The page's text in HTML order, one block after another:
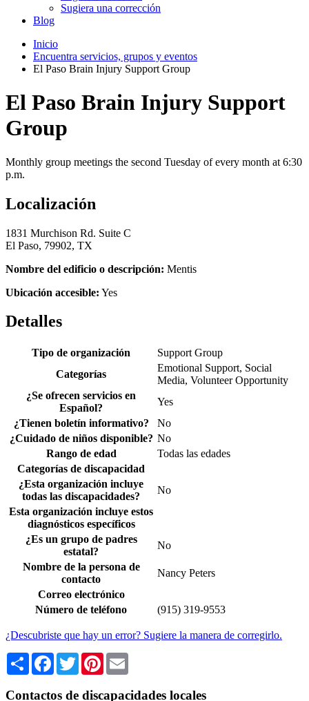
Sugiera una corrección
Blog
Inicio
Encuentra servicios, grupos y eventos
El Paso Brain Injury Support Group
El Paso Brain Injury Support
Group
Monthly group meetings the second Tuesday of every month at 6:30
p.m.
Localización
1831 Murchison Rd. Suite C
El Paso, 79902, TX
Nombre del edificio o descripción: Mentis
Ubicación accesible: Yes
Detalles
Tipo de organización
Support Group
Categorías
Emotional Support, Social
Media, Volunteer Opportunity
¿Se ofrecen servicios en
Español?
Yes
¿Tienen boletín informativo?
No
¿Cuidado de niños disponible? No
Rango de edad
Todas las edades
Categorías de discapacidad
¿Esta organización incluye
todas las discapacidades?
No
Esta organización incluye estos
diagnósticos específicos
¿Es un grupo de padres
estatal?
No
Nombre de la persona de
contacto
Nancy Peters
Correo electrónico
Número de teléfono
(915) 319-9553
¿Descubriste que hay un error? Sugiere la manera de corregirlo.
Share Facebook
TwitterPinterest
Contactos de discapacidades locales